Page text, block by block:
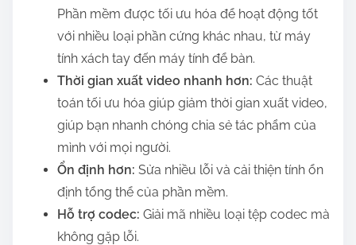
Phần mềm được tối ưu hóa để hoạt động tốt
với nhiều loại phần cứng khác nhau, từ máy
tính xách tay đến máy tính để bàn.
Thời gian xuất video nhanh hơn: Các thuật
toán tối ưu hóa giúp giảm thời gian xuất video,
giúp bạn nhanh chóng chia sẻ tác phẩm của
mình với mọi người.
Ổn định hơn: Sửa nhiều lỗi và cải thiện tính ổn
định tổng thể của phần mềm.
Hỗ trợ codec: Giải mã nhiều loại tệp codec mà
không gặp lỗi.